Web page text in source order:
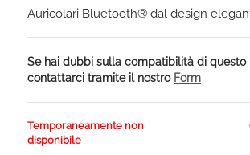
Auricolari Bluetooth® dal design
Se hai dubbi sulla compatibilità di
contattarci tramite il nostro Form
Temporaneamente non
disponibile